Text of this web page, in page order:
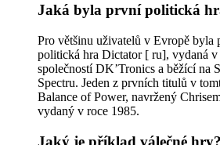
Jaká byla první politická
Pro většinu uživatelů v Evropě byla
politická hra Dictator [ ru], vydaná v
společností DK’Tronics a běžící na
Spectru. Jeden z prvních titulů v
Balance of Power, navržený
vydaný v roce 1985.
Jaký je příklad válečné hry?